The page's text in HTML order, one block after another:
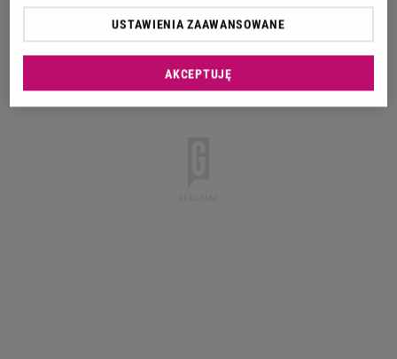
USTAWIENIA ZAAWANSOWANE
AKCEPTUJĘ